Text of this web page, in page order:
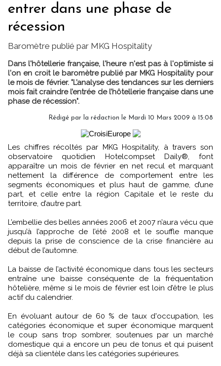
entrer dans une phase de
récession
Baromètre publié par MKG Hospitality
Dans l'hôtellerie française, l'heure n'est pas à l'optimiste si
l'on en croit le baromètre publié par MKG Hospitality pour
le mois de février. "L’analyse des tendances sur les derniers
mois fait craindre l’entrée de l’hôtellerie française dans une
phase de récession".
Rédigé par la rédaction le Mardi 10 Mars 2009 à 15:08
Les chiffres récoltés par MKG Hospitality, à travers son
observatoire quotidien Hotelcompset Daily®, font
apparaître un mois de février en net recul et marquant
nettement la différence de comportement entre les
segments économiques et plus haut de gamme, d’une
part, et celle entre la région Capitale et le reste du
territoire, d’autre part.
L’embellie des belles années 2006 et 2007 n’aura vécu que
jusqu’à l’approche de l’été 2008 et le souffle manque
depuis la prise de conscience de la crise financière au
début de l’automne.
La baisse de l’activité économique dans tous les secteurs
entraîne une baisse conséquente de la fréquentation
hôtelière, même si le mois de février est loin d’être le plus
actif du calendrier.
En évoluant autour de 60 % de taux d'occupation, les
catégories économique et super économique marquent
le coup sans trop sombrer, soutenues par un marché
domestique qui a encore un peu de tonus et qui puisent
déjà sa clientèle dans les catégories supérieures.